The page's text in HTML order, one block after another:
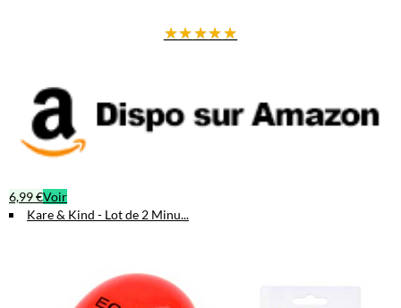
★★★★★
6,99 €Voir
Kare & Kind - Lot de 2 Minu...